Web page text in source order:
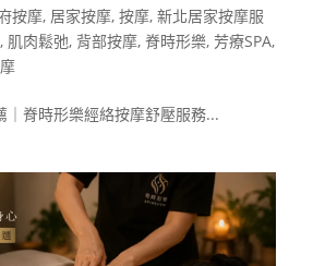
按摩, 居家按摩, 按摩, 新北居家按摩服
, 肌肉鬆弛, 背部按摩, 脊時形樂, 芳療SPA,
｜脊時形樂經絡按摩舒壓服務...